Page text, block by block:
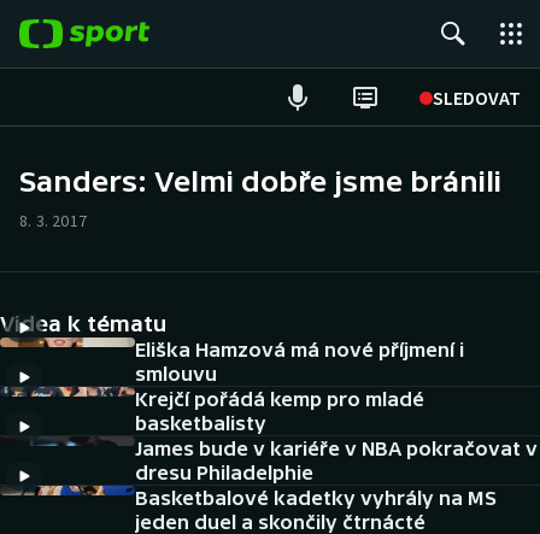
SLEDOVAT
Hokej
Tenis
Atletika
Cyklistika
DALŠÍ SPORTY
Americký fotbal
NEPŘEHLÉDNĚTE
Sanders: Velmi dobře jsme bránili
8. 3. 2017
Videa k tématu
Eliška Hamzová má nové příjmení i
smlouvu
Krejčí pořádá kemp pro mladé
basketbalisty
James bude v kariéře v NBA pokračovat v
dresu Philadelphie
Basketbalové kadetky vyhrály na MS
jeden duel a skončily čtrnácté